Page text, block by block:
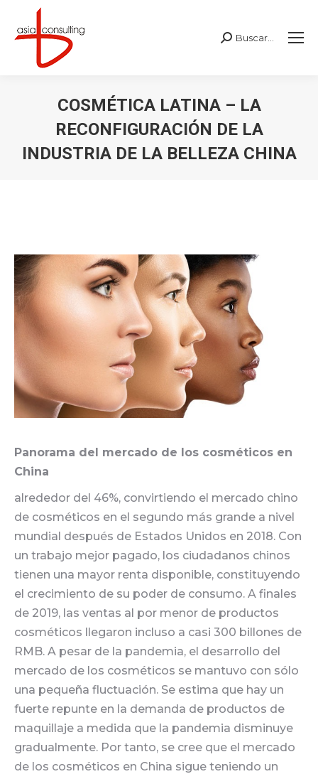
Buscar:
Buscar...
COSMÉTICA LATINA – LA
RECONFIGURACIÓN DE LA
INDUSTRIA DE LA BELLEZA CHINA
Panorama del mercado de los cosméticos en
China
alrededor del 46%, convirtiendo el mercado chino
de cosméticos en el segundo más grande a nivel
mundial después de Estados Unidos en 2018. Con
un trabajo mejor pagado, los ciudadanos chinos
tienen una mayor renta disponible, constituyendo
el crecimiento de su poder de consumo. A finales
de 2019, las ventas al por menor de productos
cosméticos llegaron incluso a casi 300 billones de
RMB. A pesar de la pandemia, el desarrollo del
mercado de los cosméticos se mantuvo con sólo
una pequeña fluctuación. Se estima que hay un
fuerte repunte en la demanda de productos de
maquillaje a medida que la pandemia disminuye
gradualmente. Por tanto, se cree que el mercado
de los cosméticos en China sigue teniendo un